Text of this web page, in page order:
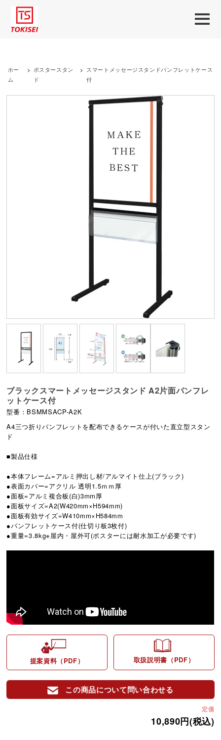
ホー
ム
> ポスタースタン
ド
> スマートメッセージスタンドパンフレットケース
付
ブラックスマートメッセージスタンド A2片面パンフレ
ットケース付
型番：BSMMSACP-A2K
A4三つ折りパンフレットを配布できるケースが付いた直立型スタン
ド
■製品仕様
●本体フレーム=アルミ押出し材/アルマイト仕上(ブラック)
●表面カバー=アクリル 透明1.5ｍｍ厚
●面板=アルミ複合板(白)3mm厚
●面板サイズ=A2(W420mm×H594mm)
●面板有効サイズ=W410mm×H584mm
●パンフレットケース付(仕切り板3枚付)
●重量=3.8kg※屋内・屋外可(ポスターには耐水加工が必要です)
提案資料（PDF） 取扱説明書（PDF）
この商品について問い合わせる
定価
10,890円(税込)